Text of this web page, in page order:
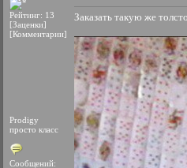
Рейтинг: 13
[Заценки]
[Комментарии]
Prodigy
просто класс
Сообщений:
Заказать такую же